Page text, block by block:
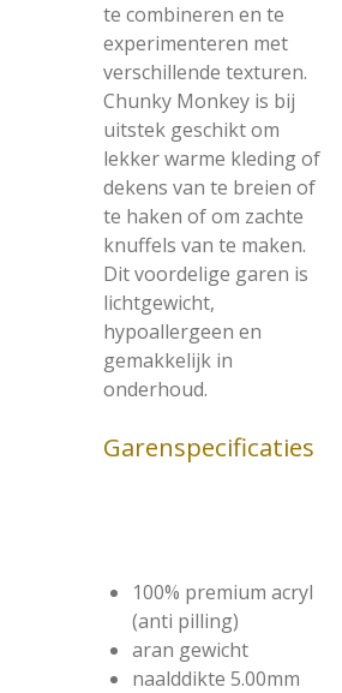
te combineren en te
experimenteren met
verschillende texturen.
Chunky Monkey is bij
uitstek geschikt om
lekker warme kleding of
dekens van te breien of
te haken of om zachte
knuffels van te maken.
Dit voordelige garen is
lichtgewicht,
hypoallergeen en
gemakkelijk in
onderhoud.
Garenspecificaties
100% premium acryl
(anti pilling)
aran gewicht
naalddikte 5.00mm